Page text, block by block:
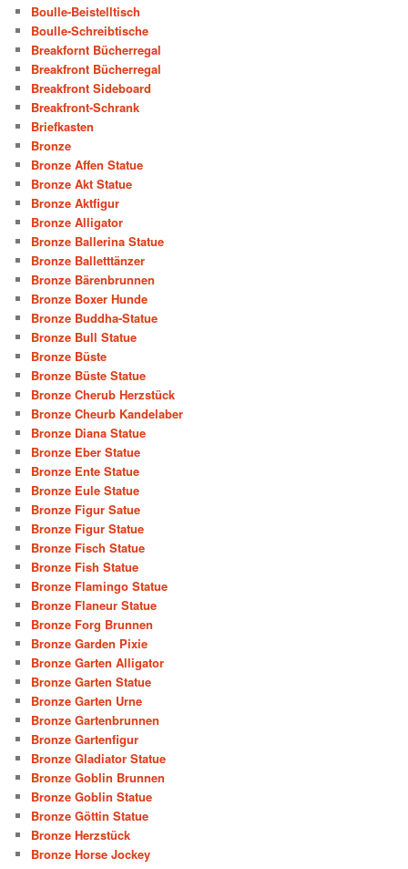
Boulle-Beistelltisch
Boulle-Schreibtische
Breakfornt Bücherregal
Breakfront Bücherregal
Breakfront Sideboard
Breakfront-Schrank
Briefkasten
Bronze
Bronze Affen Statue
Bronze Akt Statue
Bronze Aktfigur
Bronze Alligator
Bronze Ballerina Statue
Bronze Balletttänzer
Bronze Bärenbrunnen
Bronze Boxer Hunde
Bronze Buddha-Statue
Bronze Bull Statue
Bronze Büste
Bronze Büste Statue
Bronze Cherub Herzstück
Bronze Cheurb Kandelaber
Bronze Diana Statue
Bronze Eber Statue
Bronze Ente Statue
Bronze Eule Statue
Bronze Figur Satue
Bronze Figur Statue
Bronze Fisch Statue
Bronze Fish Statue
Bronze Flamingo Statue
Bronze Flaneur Statue
Bronze Forg Brunnen
Bronze Garden Pixie
Bronze Garten Alligator
Bronze Garten Statue
Bronze Garten Urne
Bronze Gartenbrunnen
Bronze Gartenfigur
Bronze Gladiator Statue
Bronze Goblin Brunnen
Bronze Goblin Statue
Bronze Göttin Statue
Bronze Herzstück
Bronze Horse Jockey